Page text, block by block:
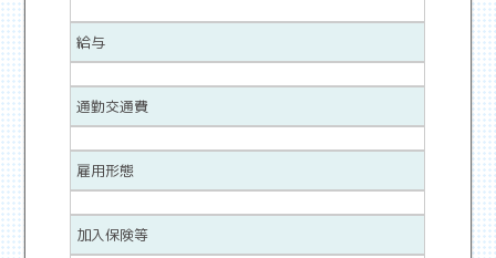
給与
通勤交通費
雇用形態
加入保険等